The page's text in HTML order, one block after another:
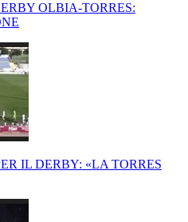
OLBIA-TORRES:
IL DERBY: «LA TORRES